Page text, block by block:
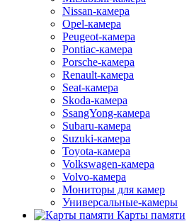
Nissan-камера
Opel-камера
Peugeot-камера
Pontiac-камера
Porsche-камера
Renault-камера
Seat-камера
Skoda-камера
SsangYong-камера
Subaru-камера
Suzuki-камера
Toyota-камера
Volkswagen-камера
Volvo-камера
Мониторы для камер
Универсальные-камеры
Карты памяти